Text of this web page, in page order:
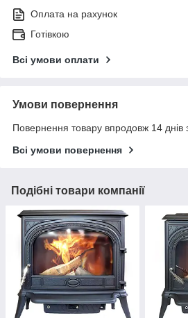
Оплата на рахунок
Готівкою
Всі умови оплати
Умови повернення
Повернення товару впродовж 14 днів
Всі умови повернення
Подібні товари компанії